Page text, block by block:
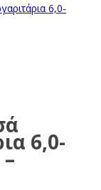
6,0-